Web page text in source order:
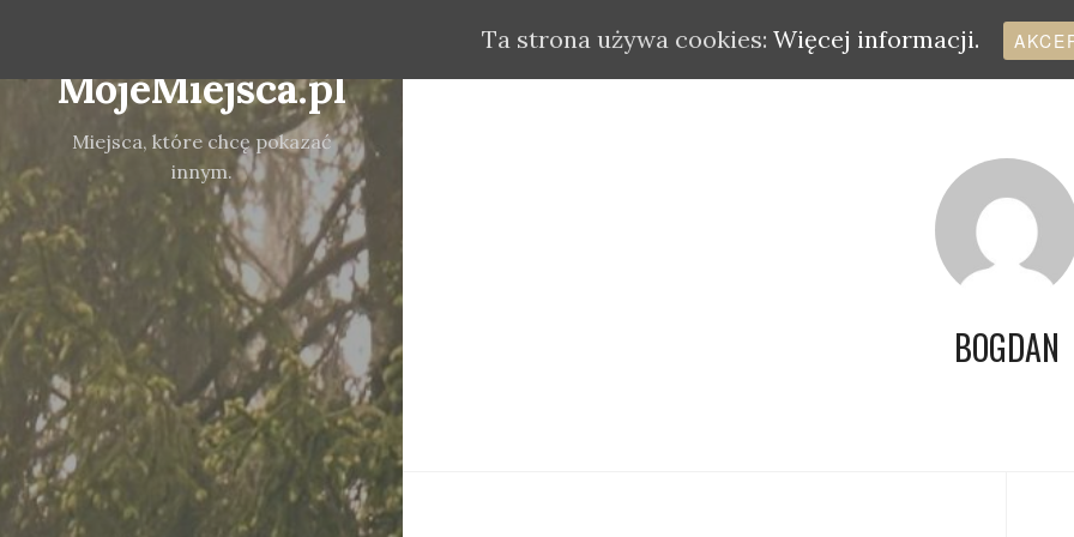
MojeMiejsca.pl
Miejsca, które chcę pokazać
innym.
BOGDAN
Ta strona używa cookies: Więcej informacji.